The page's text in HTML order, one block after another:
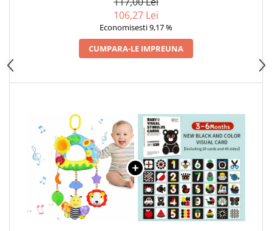
106,27 Lei
Economisesti 9,17 %
CUMPARA-LE IMPREUNA